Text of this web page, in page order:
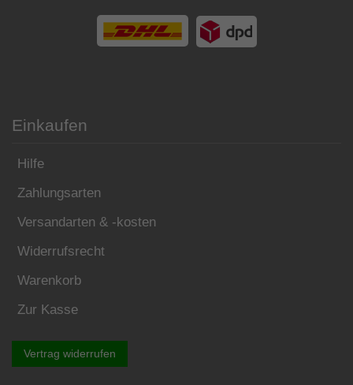
Einkaufen
Hilfe
Zahlungsarten
Versandarten & -kosten
Widerrufsrecht
Warenkorb
Zur Kasse
Vertrag widerrufen